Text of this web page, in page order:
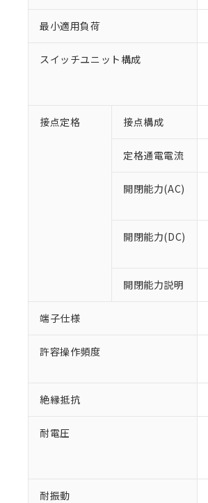
最小適用負荷
スイッチユニット構成
接点定格 接点構成
定格通電電流
開閉能力(AC)
開閉能力(DC)
開閉能力説明
端子仕様
許容操作頻度
絶縁抵抗
耐電圧
耐振動